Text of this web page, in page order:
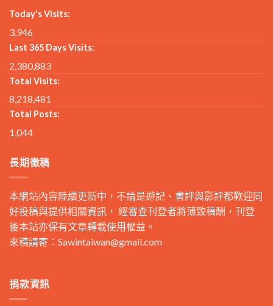
Today's Visits:
3,946
Last 365 Days Visits:
2,380,883
Total Visits:
8,218,481
Total Posts:
1,044
長期徵稿
本網站內容陸續更新中，不論是遊記、書評與影評都歡迎同
好投稿與提供相關資訊， 經審查刊登者將薄致稿酬，刊登
後本站亦保有文章轉載使用權益。
來稿請寄： Sawintaiwan@gmail.com
捐款資訊